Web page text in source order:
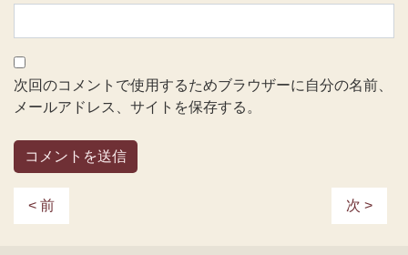
次回のコメントで使用するためブラウザーに自分の名前、
メールアドレス、サイトを保存する。
< 前 次 >